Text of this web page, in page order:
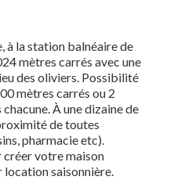
à la station balnéaire de
mètres carrés avec une
des oliviers. Possibilité
mètres carrés ou 2
À une dizaine de
de toutes
pharmacie etc).
créer votre maison
location saisonnière.